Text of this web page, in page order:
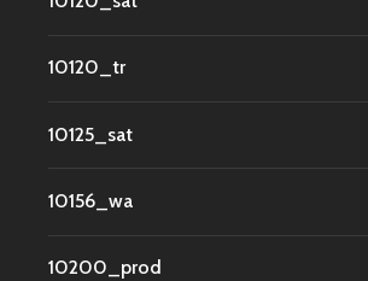
10120_tr
10125_sat
10156_wa
10200_prod